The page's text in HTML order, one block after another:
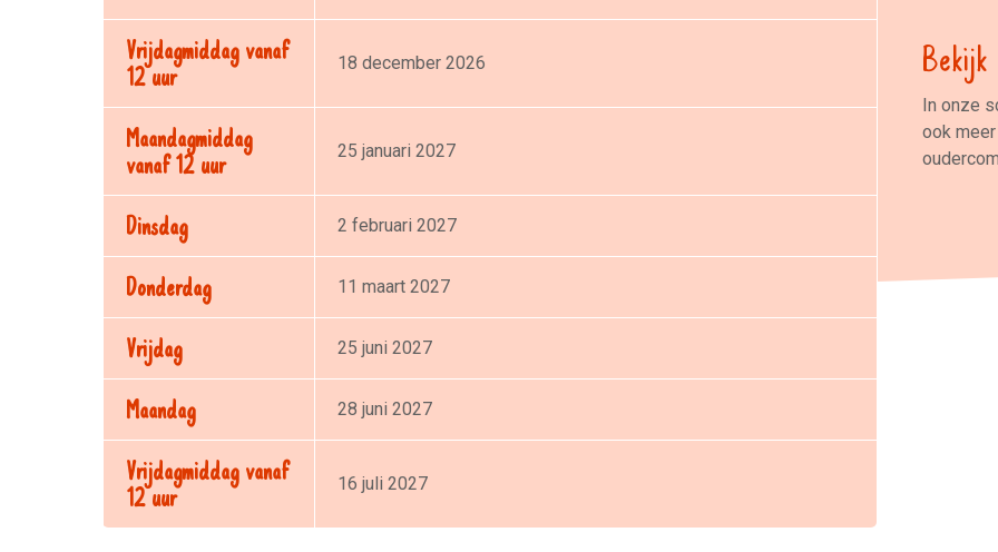
Vrijdagmiddag vanaf
12 uur
18 december 2026
Maandagmiddag
vanaf 12 uur
25 januari 2027
Dinsdag 2 februari 2027
Donderdag 11 maart 2027
Vrijdag 25 juni 2027
Maandag 28 juni 2027
Vrijdagmiddag vanaf
12 uur
16 juli 2027
In onze
ook